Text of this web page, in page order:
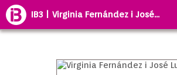
IB3 | Virginia Fernández i José...